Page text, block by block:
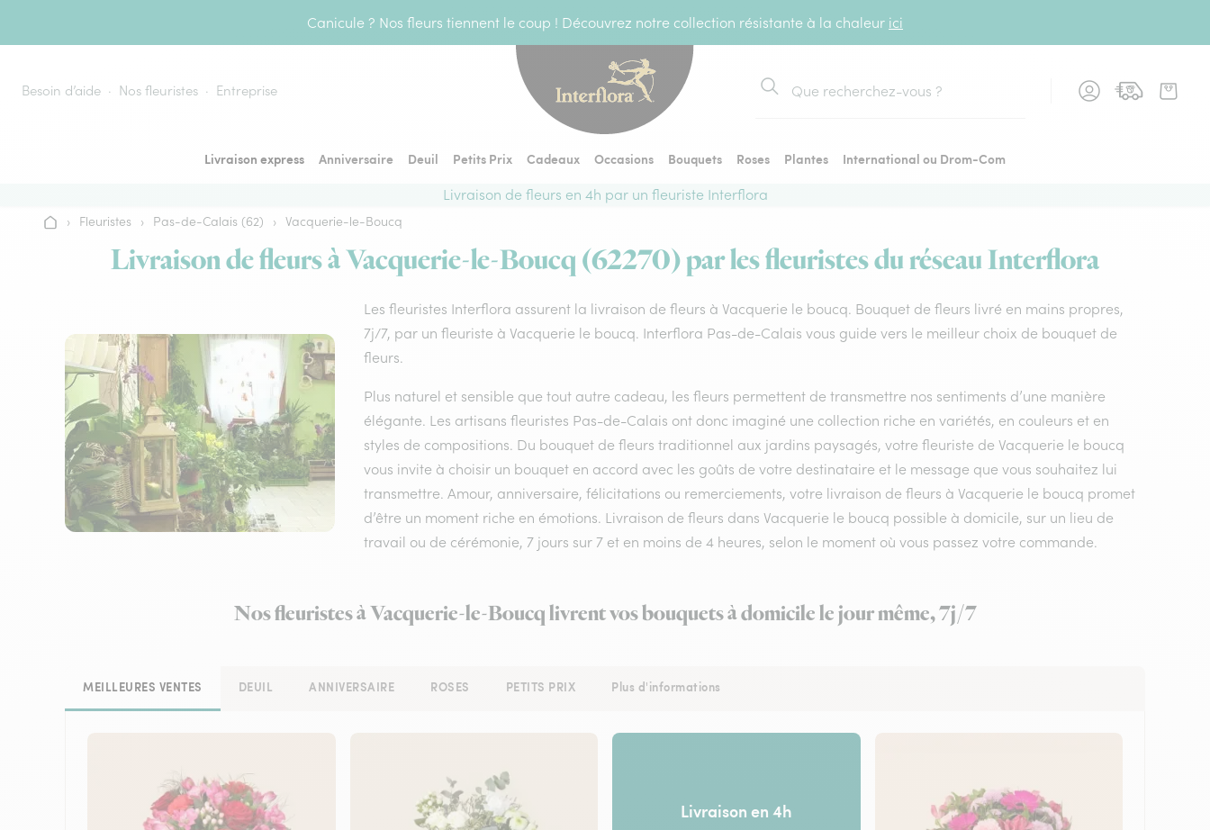
Canicule ? Nos fleurs tiennent le coup ! Découvrez notre collection résistante à la chaleur ici
Besoin d’aide Nos fleuristes Entreprise
Rechercher
Livraison express Anniversaire Deuil Petits Prix Cadeaux Occasions Bouquets Roses Plantes
International ou Drom-Com
Livraison de fleurs en 4h par un fleuriste Interflora
Accueil
› Fleuristes › Pas-de-Calais (62) › Vacquerie-le-Boucq
Livraison de fleurs à Vacquerie-le-Boucq (62270) par les fleuristes du réseau Interflora
Les fleuristes Interflora assurent la livraison de fleurs à Vacquerie le boucq. Bouquet de fleurs livré en mains propres,
7j/7, par un fleuriste à Vacquerie le boucq. Interflora Pas-de-Calais vous guide vers le meilleur choix de bouquet de
fleurs.
Plus naturel et sensible que tout autre cadeau, les fleurs permettent de transmettre nos sentiments d’une manière
élégante. Les artisans fleuristes Pas-de-Calais ont donc imaginé une collection riche en variétés, en couleurs et en
styles de compositions. Du bouquet de fleurs traditionnel aux jardins paysagés, votre fleuriste de Vacquerie le boucq
vous invite à choisir un bouquet en accord avec les goûts de votre destinataire et le message que vous souhaitez lui
transmettre. Amour, anniversaire, félicitations ou remerciements, votre livraison de fleurs à Vacquerie le boucq promet
d’être un moment riche en émotions. Livraison de fleurs dans Vacquerie le boucq possible à domicile, sur un lieu de
travail ou de cérémonie, 7 jours sur 7 et en moins de 4 heures, selon le moment où vous passez votre commande.
Nos fleuristes à Vacquerie-le-Boucq livrent vos bouquets à domicile le jour même, 7j/7
MEILLEURES VENTES DEUIL ANNIVERSAIRE ROSES PETITS PRIX Plus d'informations
Livraison en 4h